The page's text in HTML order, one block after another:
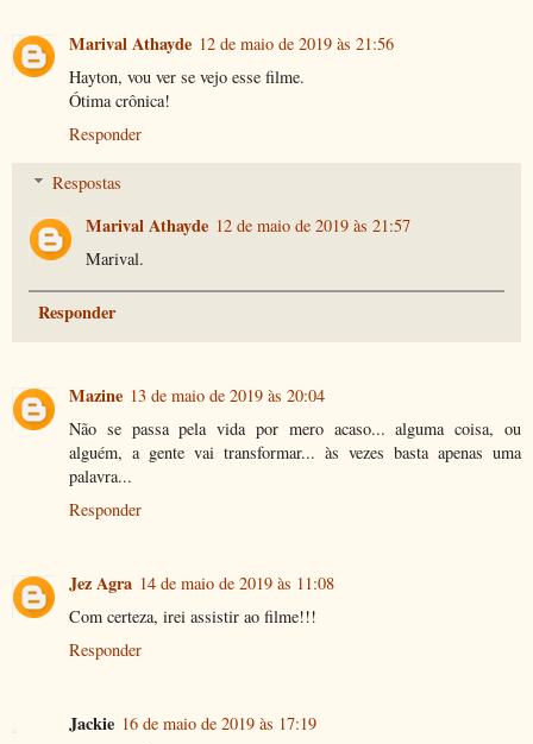
Marival Athayde 12 de maio de 2019 às 21:56
Hayton, vou ver se vejo esse filme.
Ótima crônica!
Responder
Respostas
Marival Athayde 12 de maio de 2019 às 21:57
Marival.
Responder
Mazine 13 de maio de 2019 às 20:04
Não se passa pela vida por mero acaso... alguma coisa, ou
alguém, a gente vai transformar... às vezes basta apenas uma
palavra...
Responder
Jez Agra 14 de maio de 2019 às 11:08
Com certeza, irei assistir ao filme!!!
Responder
Jackie 16 de maio de 2019 às 17:19